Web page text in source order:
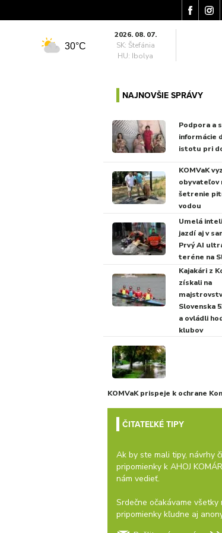
30°C
2026. 08. 07.
SK: Štefánia
HU: Ibolya
NAJNOVŠIE SPRÁVY
Podpora a
informácie
istotu pri
KOMVaK
obyvateľov
šetrenie
vodou
Umelá
jazdí aj v
Prvý AI
teréne na
Kajakári z
získali na
Slovenska
a ovládli
klubov
KOMVaK prispeje k ochrane
ČITATEĽKÉ TIPY
Ak by ste mali tipy, návrhy či
pripomienky k AHOJ
nám vedieť.
Srdečne očakávame všetky
pripomienky kľudne aj